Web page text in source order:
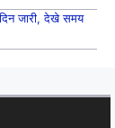
जारी, देखे समय